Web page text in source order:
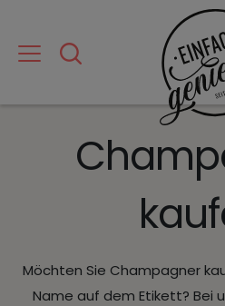
Möchten Sie Champagner
Name auf dem Etikett? Bei